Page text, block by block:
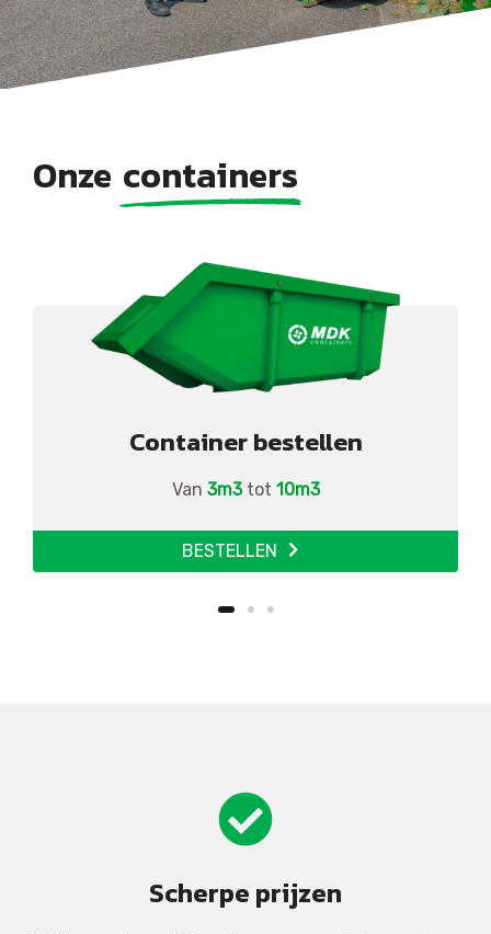
Onze containers
Container bestellen
Van 3m3 tot 10m3
BESTELLEN
Scherpe prijzen